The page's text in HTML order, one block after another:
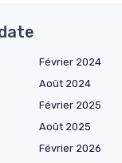
Février 2024
Août 2024
Février 2025
Août 2025
Février 2026